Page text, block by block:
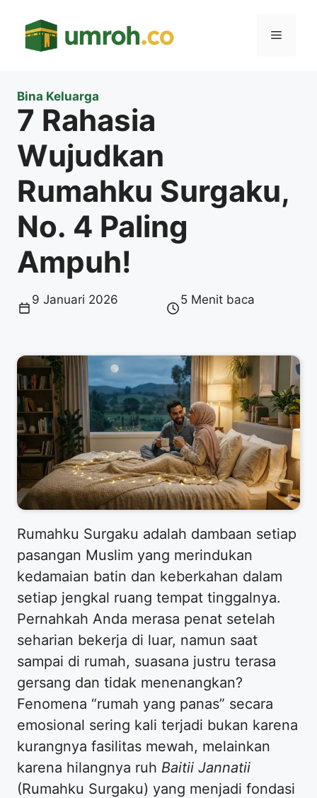
Menu
Bina Keluarga
7 Rahasia
Wujudkan
Rumahku Surgaku,
No. 4 Paling
Ampuh!
9 Januari 2026 5 Menit baca
Rumahku Surgaku adalah dambaan setiap
pasangan Muslim yang merindukan
kedamaian batin dan keberkahan dalam
setiap jengkal ruang tempat tinggalnya.
Pernahkah Anda merasa penat setelah
seharian bekerja di luar, namun saat
sampai di rumah, suasana justru terasa
gersang dan tidak menenangkan?
Fenomena “rumah yang panas” secara
emosional sering kali terjadi bukan karena
kurangnya fasilitas mewah, melainkan
karena hilangnya ruh Baitii Jannatii
(Rumahku Surgaku) yang menjadi fondasi